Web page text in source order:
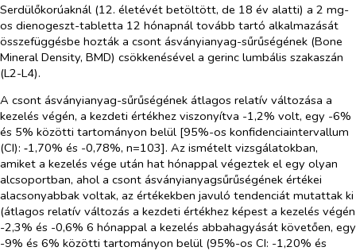
Serdülőkorúaknál (12. életévét betöltött, de 18 év alatti) a 2 mg-
os dienogeszt-tabletta 12 hónapnál tovább tartó alkalmazását
összefüggésbe hozták a csont ásványianyag-sűrűségének (Bone
Mineral Density, BMD) csökkenésével a gerinc lumbális szakaszán
(L2-L4).
A csont ásványianyag-sűrűségének átlagos relatív változása a
kezelés végén, a kezdeti értékhez viszonyítva -1,2% volt, egy -6%
és 5% közötti tartományon belül [95%-os konfidenciaintervallum
(CI): ‑1,70% és -0,78%, n=103]. Az ismételt vizsgálatokban,
amiket a kezelés vége után hat hónappal végeztek el egy olyan
alcsoportban, ahol a csont ásványianyagsűrűségének értékei
alacsonyabbak voltak, az értékekben javuló tendenciát mutattak ki
(átlagos relatív változás a kezdeti értékhez képest a kezelés végén
-2,3% és -0,6% 6 hónappal a kezelés abbahagyását követően, egy
-9% és 6% közötti tartományon belül (95%-os CI: -1,20% és